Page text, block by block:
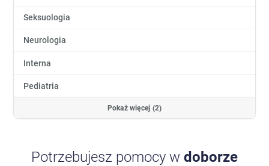
Seksuologia
Neurologia
Interna
Pediatria
Pokaż więcej (2)
Potrzebujesz pomocy w doborze